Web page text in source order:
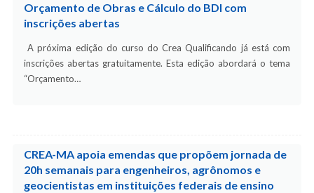
Orçamento de Obras e Cálculo do BDI com
inscrições abertas
A próxima edição do curso do Crea Qualificando já está com
inscrições abertas gratuitamente. Esta edição abordará o tema
“Orçamento…
CREA-MA apoia emendas que propõem jornada de
20h semanais para engenheiros, agrônomos e
geocientistas em instituições federais de ensino